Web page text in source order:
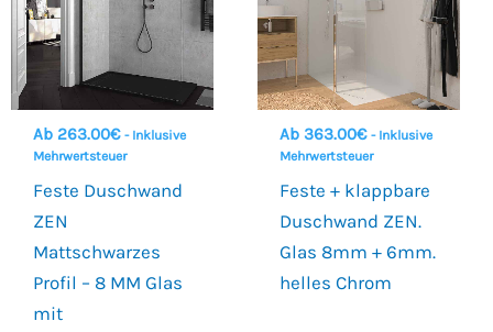
Ab 263.00€ - Inklusive
Mehrwertsteuer
Feste Duschwand
ZEN
Mattschwarzes
Profil – 8 MM Glas
mit
Ab 363.00€ - Inklusive
Mehrwertsteuer
Feste + klappbare
Duschwand ZEN.
Glas 8mm + 6mm.
helles Chrom